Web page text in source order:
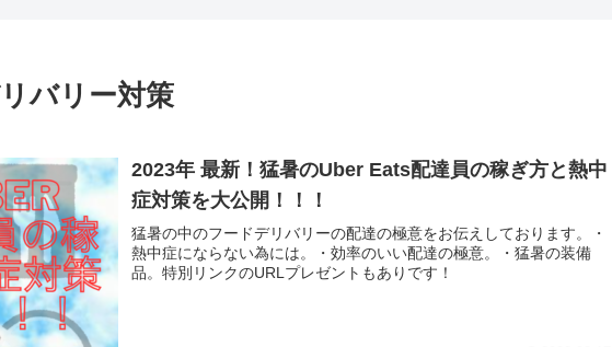
バリー対策
2023年 最新！猛暑のUber Eats配達員の稼ぎ方と熱中
症対策を大公開！！！
猛暑の中のフードデリバリーの配達の極意をお伝えしております。・
熱中症にならない為には。・効率のいい配達の極意。・猛暑の装備
品。特別リンクのURLプレゼントもありです！